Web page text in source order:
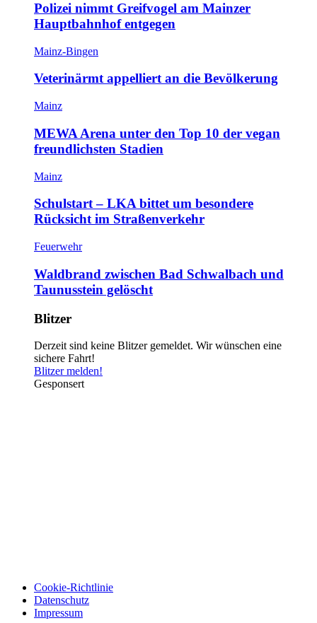
Polizei nimmt Greifvogel am Mainzer
Hauptbahnhof entgegen
Mainz-Bingen
Veterinärmt appelliert an die Bevölkerung
Mainz
MEWA Arena unter den Top 10 der vegan
freundlichsten Stadien
Mainz
Schulstart – LKA bittet um besondere
Rücksicht im Straßenverkehr
Feuerwehr
Waldbrand zwischen Bad Schwalbach und
Taunusstein gelöscht
Blitzer
Derzeit sind keine Blitzer gemeldet. Wir wünschen eine
sichere Fahrt!
Blitzer melden!
Gesponsert
Cookie-Richtlinie
Datenschutz
Impressum